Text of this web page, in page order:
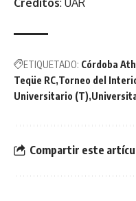
ETIQUETADO: Córdoba
Teqüe RC Torneo del
Universitario (T)
Compartir este